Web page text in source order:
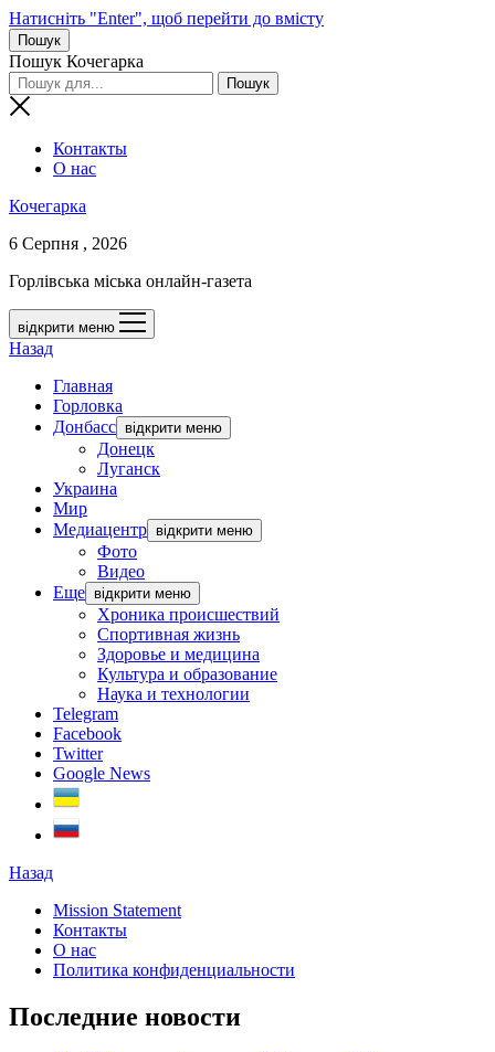
Натисніть "Enter", щоб перейти до вмісту
Пошук
Пошук Кочегарка
Контакты
О нас
Кочегарка
6 Серпня , 2026
Горлівська міська онлайн-газета
відкрити меню
Назад
Главная
Горловка
Донбасс відкрити меню
Донецк
Луганск
Украина
Мир
Медиацентр відкрити меню
Фото
Видео
Еще відкрити меню
Хроника происшествий
Спортивная жизнь
Здоровье и медицина
Культура и образование
Наука и технологии
Telegram
Facebook
Twitter
Google News
Назад
Mission Statement
Контакты
О нас
Политика конфиденциальности
Последние новости